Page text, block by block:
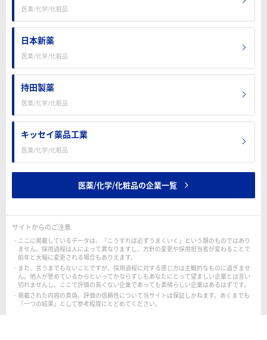
医薬/化学/化粧品
日本新薬
医薬/化学/化粧品
持田製薬
医薬/化学/化粧品
キッセイ薬品工業
医薬/化学/化粧品
医薬/化学/化粧品の企業一覧
サイトからのご注意
ここに掲載しているデータは、「こうすれば必ずうまくいく」という類のものではあり
ません。採用過程は人によって異なりますし、方針の変更や採用担当者が変わることで
前年と大幅に変更される場合もありえます。
また、言うまでもないことですが、採用過程に対する感じ方は主観的なものに過ぎませ
ん。他人が誉めているからといってかならずしもあなたにとって望ましい企業とは言い
切れませんし、ここで評価の高くない企業であっても素晴らしい企業はあるはずです。
掲載された内容の真偽、評価の信頼性について当サイトは保証しかねます。あくまでも
「一つの結果」として参考程度にとどめてください。